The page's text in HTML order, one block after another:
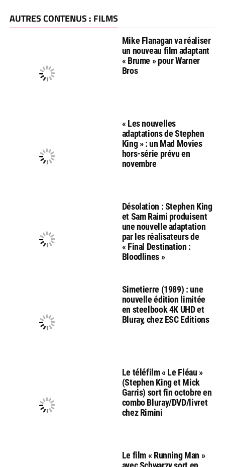
AUTRES CONTENUS : FILMS
Mike Flanagan va réaliser
un nouveau film adaptant
« Brume » pour Warner
Bros
« Les nouvelles
adaptations de Stephen
King » : un Mad Movies
hors-série prévu en
novembre
Désolation : Stephen King
et Sam Raimi produisent
une nouvelle adaptation
par les réalisateurs de
« Final Destination :
Bloodlines »
Simetierre (1989) : une
nouvelle édition limitée
en steelbook 4K UHD et
Bluray, chez ESC Editions
Le téléfilm « Le Fléau »
(Stephen King et Mick
Garris) sort fin octobre en
combo Bluray/DVD/livret
chez Rimini
Le film « Running Man »